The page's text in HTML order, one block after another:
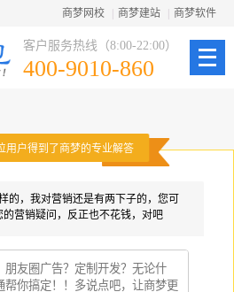
商梦网校 商梦建站 商梦软件
客户服务热线（8:00-22:00）
400-9010-860
用户得到了商梦的专业解答
的，我对营销还是有两下子的，您可
的营销疑问，反正也不花钱，对吧